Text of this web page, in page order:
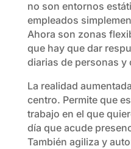
no son entornos
empleados
Ahora son zonas
que hay que dar
diarias de personas y
La realidad
centro. Permite que
trabajo en el que
día que acude
También agiliza y